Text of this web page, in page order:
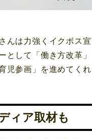
んは力強くイクボス
として「働き方改革
児参画」を進めてくれ
ィア取材も